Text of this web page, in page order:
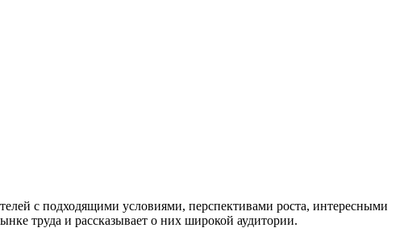
с подходящими условиями, перспективами роста, интересными
труда и рассказывает о них широкой аудитории.